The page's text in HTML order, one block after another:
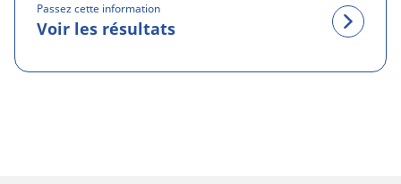
Passez cette information
Voir les résultats